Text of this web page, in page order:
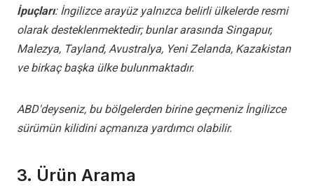
İpuçları: İngilizce arayüz yalnızca belirli ülkelerde resmi
olarak desteklenmektedir; bunlar arasında Singapur,
Malezya, Tayland, Avustralya, Yeni Zelanda, Kazakistan
ve birkaç başka ülke bulunmaktadır.
ABD'deyseniz, bu bölgelerden birine geçmeniz İngilizce
sürümün kilidini açmanıza yardımcı olabilir.
3. Ürün Arama